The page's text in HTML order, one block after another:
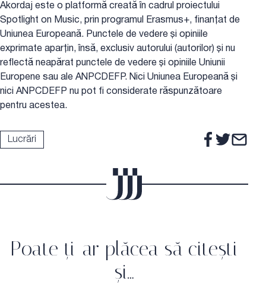
Akordaj este o platformă creată în cadrul proiectului
Spotlight on Music, prin programul Erasmus+, finanțat de
Uniunea Europeană. Punctele de vedere și opiniile
exprimate aparțin, însă, exclusiv autorului (autorilor) și nu
reflectă neapărat punctele de vedere și opiniile Uniunii
Europene sau ale ANPCDEFP. Nici Uniunea Europeană și
nici ANPCDEFP nu pot fi considerate răspunzătoare
pentru acestea.
Lucrări
Poate ți-ar plăcea să citești
și…